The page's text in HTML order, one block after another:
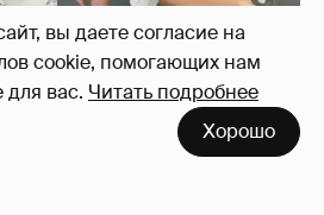
вы даете согласие на
cookie, помогающих нам
для вас. Читать подробнее
Хорошо